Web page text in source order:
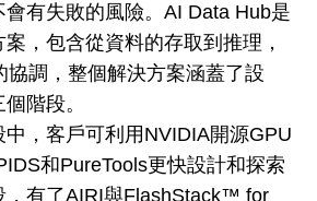
有失敗的風險。AI Data Hub是
，包含從資料的存取到推理，
協調，整個解決方案涵蓋了設
階段。
中，客戶可利用NVIDIA開源GPU
和PureTools更快設計和探索
，有了AIRI與FlashStack™ for